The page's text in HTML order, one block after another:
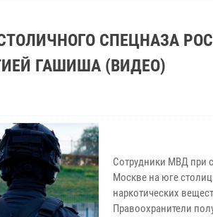
СПЕЦНАЗА
ГАШИША (ВИДЕО)
Сотрудники МВД при
Москве на юге
наркотических
Правоохранители